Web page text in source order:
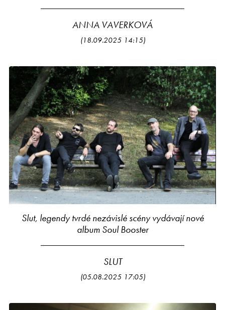
ANNA VAVERKOVÁ
(18.09.2025 14:15)
Slut, legendy tvrdé nezávislé scény vydávají nové
album Soul Booster
SLUT
(05.08.2025 17:05)